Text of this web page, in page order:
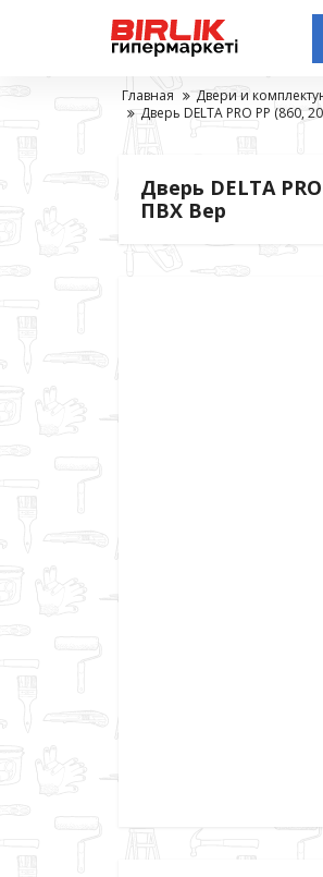
Главная Двери и
Дверь DELTA PRO PP (860,
Дверь DELTA
ПВХ Вер